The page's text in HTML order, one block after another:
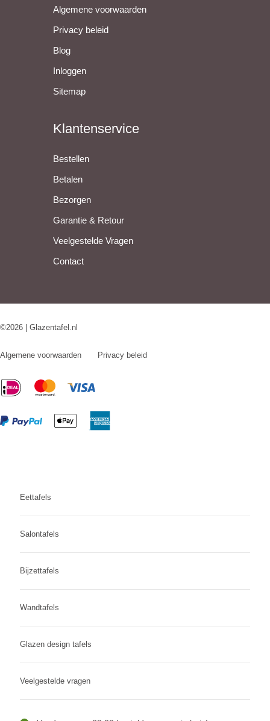
Algemene voorwaarden
Privacy beleid
Blog
Inloggen
Sitemap
Klantenservice
Bestellen
Betalen
Bezorgen
Garantie & Retour
Veelgestelde Vragen
Contact
©2026 | Glazentafel.nl
Algemene voorwaarden Privacy beleid
Eettafels
Salontafels
Bijzettafels
Wandtafels
Glazen design tafels
Veelgestelde vragen